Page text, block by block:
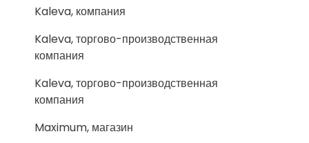
Kaleva, компания
Kaleva, торгово-производственная
компания
Kaleva, торгово-производственная
компания
Maximum, магазин